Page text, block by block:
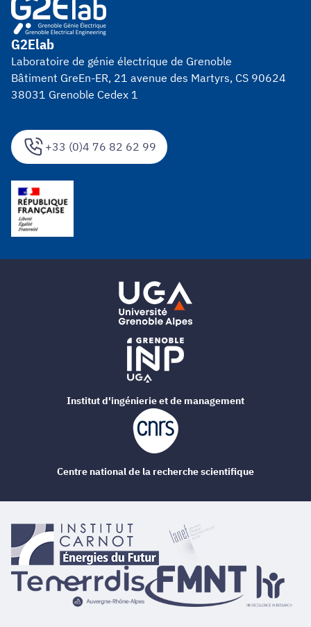
+33 (0)4 76 82 62 99
G2Elab
Laboratoire de génie électrique de Grenoble
Bâtiment GreEn-ER, 21 avenue des Martyrs, CS 90624
38031 Grenoble Cedex 1
Institut d'ingénierie et de management
Centre national de la recherche scientifique